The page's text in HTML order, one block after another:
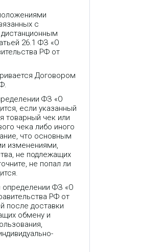
с
26.1 ФЗ «О
РФ от
Договором
ФЗ «О
если указанный
товарный чек или
чека либо иного
что основным
изменениями,
не подлежащих
не попал ли
определении ФЗ «О
РФ от
после доставки
обмену и